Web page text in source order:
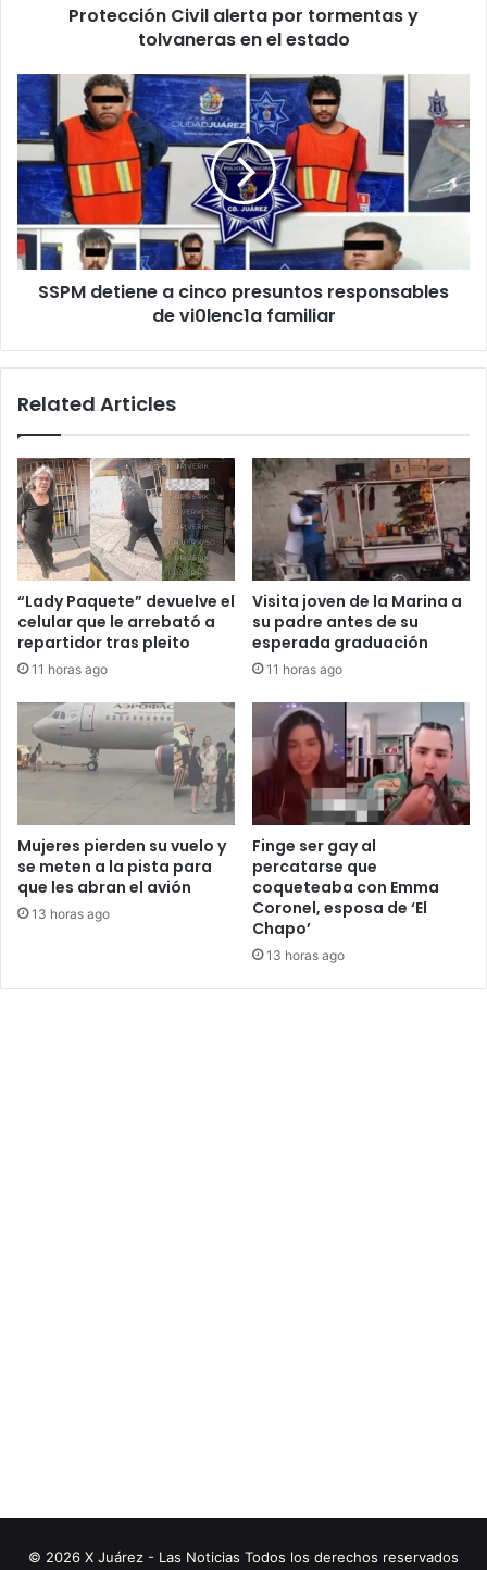
Protección Civil alerta por tormentas y
tolvaneras en el estado
SSPM
detiene
a
cinco
presuntos
responsables
de
vi0lenc1a
familiar
SSPM detiene a cinco presuntos responsables
de vi0lenc1a familiar
Related Articles
“Lady Paquete” devuelve el
celular que le arrebató a
repartidor tras pleito
11 horas ago
Visita joven de la Marina a
su padre antes de su
esperada graduación
11 horas ago
Mujeres pierden su vuelo y
se meten a la pista para
que les abran el avión
13 horas ago
Finge ser gay al
percatarse que
coqueteaba con Emma
Coronel, esposa de ‘El
Chapo’
13 horas ago
© 2026 X Juárez - Las Noticias Todos los derechos reservados